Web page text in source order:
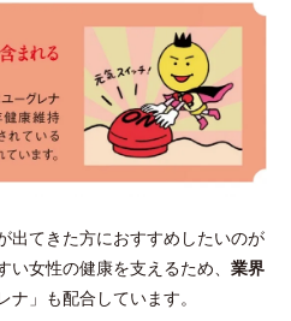
出てきた方におすすめしたいのが
い女性の健康を支えるため、 業界
ナ」も配合しています。